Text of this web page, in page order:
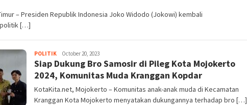
– Presiden Republik Indonesia Joko Widodo (Jokowi) kembali
politik […]
POLITIK Redaksi
October 20, 2023
Siap Dukung Bro Samosir di Pileg Kota Mojokerto
2024, Komunitas Muda Kranggan Kopdar
KotaKita.net, Mojokerto – Komunitas anak-anak muda di Kecamatan
Kranggan Kota Mojokerto menyatakan dukungannya terhadap bro […]